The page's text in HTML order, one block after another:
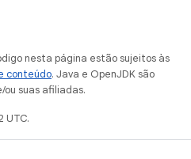
nesta página estão sujeitos às
conteúdo. Java e OpenJDK são
suas afiliadas.
UTC.